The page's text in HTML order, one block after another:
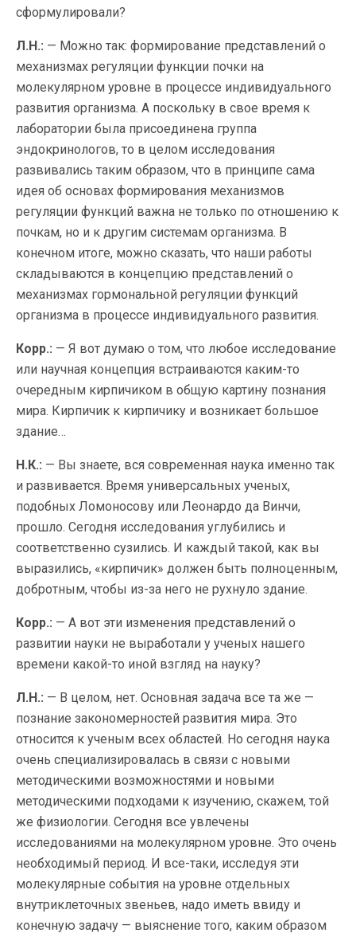
сформулировали?
Л.Н.: — Можно так: формирование представлений о
механизмах регуляции функции почки на
молекулярном уровне в процессе индивидуального
развития организма. А поскольку в свое время к
лаборатории была присоединена группа
эндокринологов, то в целом исследования
развивались таким образом, что в принципе сама
идея об основах формирования механизмов
регуляции функций важна не только по отношению к
почкам, но и к другим системам организма. В
конечном итоге, можно сказать, что наши работы
складываются в концепцию представлений о
механизмах гормональной регуляции функций
организма в процессе индивидуального развития.
Корр.: — Я вот думаю о том, что любое исследование
или научная концепция встраиваются каким-то
очередным кирпичиком в общую картину познания
мира. Кирпичик к кирпичику и возникает большое
здание…
Н.К.: — Вы знаете, вся современная наука именно так
и развивается. Время универсальных ученых,
подобных Ломоносову или Леонардо да Винчи,
прошло. Сегодня исследования углубились и
соответственно сузились. И каждый такой, как вы
выразились, «кирпичик» должен быть полноценным,
добротным, чтобы из-за него не рухнуло здание.
Корр.: — А вот эти изменения представлений о
развитии науки не выработали у ученых нашего
времени какой-то иной взгляд на науку?
Л.Н.: — В целом, нет. Основная задача все та же —
познание закономерностей развития мира. Это
относится к ученым всех областей. Но сегодня наука
очень специализировалась в связи с новыми
методическими возможностями и новыми
методическими подходами к изучению, скажем, той
же физиологии. Сегодня все увлечены
исследованиями на молекулярном уровне. Это очень
необходимый период. И все-таки, исследуя эти
молекулярные события на уровне отдельных
внутриклеточных звеньев, надо иметь ввиду и
конечную задачу — выяснение того, каким образом